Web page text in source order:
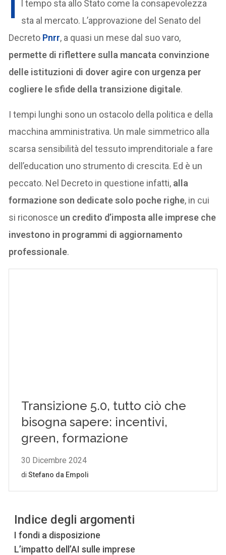
l tempo sta allo Stato come la consapevolezza
sta al mercato. L’approvazione del Senato del
Decreto Pnrr, a quasi un mese dal suo varo,
permette di riflettere sulla mancata convinzione
delle istituzioni di dover agire con urgenza per
cogliere le sfide della transizione digitale.
I tempi lunghi sono un ostacolo della politica e della
macchina amministrativa. Un male simmetrico alla
scarsa sensibilità del tessuto imprenditoriale a fare
dell’education uno strumento di crescita. Ed è un
peccato. Nel Decreto in questione infatti, alla
formazione son dedicate solo poche righe, in cui
si riconosce un credito d’imposta alle imprese che
investono in programmi di aggiornamento
professionale.
Indice degli argomenti
I fondi a disposizione
L’impatto dell’AI sulle imprese